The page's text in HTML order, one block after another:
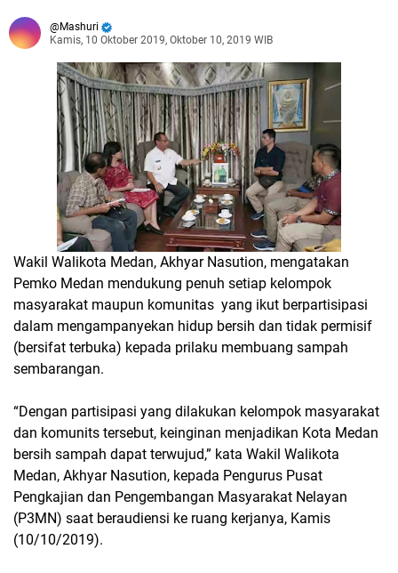
Mashuri
Kamis, 10 Oktober 2019, Oktober 10, 2019 WIB
Wakil Walikota Medan, Akhyar Nasution, mengatakan
Pemko Medan mendukung penuh setiap kelompok
masyarakat maupun komunitas yang ikut berpartisipasi
dalam mengampanyekan hidup bersih dan tidak permisif
(bersifat terbuka) kepada prilaku membuang sampah
sembarangan.
“Dengan partisipasi yang dilakukan kelompok masyarakat
dan komunits tersebut, keinginan menjadikan Kota Medan
bersih sampah dapat terwujud,” kata Wakil Walikota
Medan, Akhyar Nasution, kepada Pengurus Pusat
Pengkajian dan Pengembangan Masyarakat Nelayan
(P3MN) saat beraudiensi ke ruang kerjanya, Kamis
(10/10/2019).